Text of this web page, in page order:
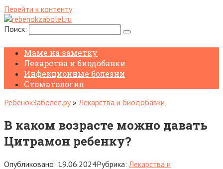
Перейти к контенту
Поиск:
Маме на заметку
Лекарства и биодобавки
Инфекционные болезни
Стоматология
РебенокЗаболел.ру» Лекарства и биодобавки
В каком возрасте можно давать
Цитрамон ребенку?
Опубликовано: 19.06.2024Рубрика: Лекарства и